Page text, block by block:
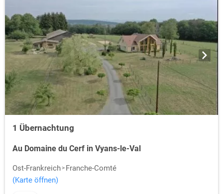
1 Übernachtung
Au Domaine du Cerf in Vyans-le-Val
Ost-Frankreich
Franche-Comté
(Karte öffnen)